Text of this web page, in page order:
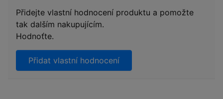
Přidejte vlastní hodnocení produktu a pomožte
tak dalším nakupujícím.
Hodnoťte.
Přidat vlastní hodnocení